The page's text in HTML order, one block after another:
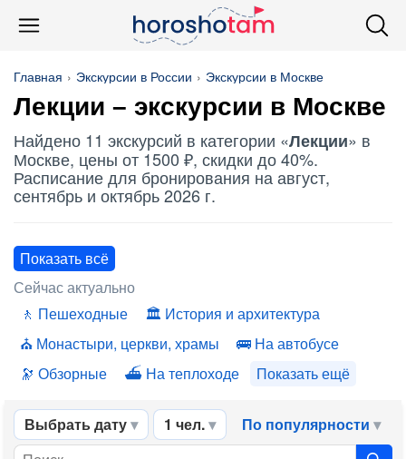
Главная Экскурсии в России Экскурсии в Москве
Лекции – экскурсии в Москве
Найдено 11 экскурсий в категории «Лекции» в
Москве, цены от 1500 ₽, скидки до 40%.
Расписание для бронирования на август,
сентябрь и октябрь 2026 г.
Показать всё
Сейчас актуально
Пешеходные
История и архитектура
Монастыри, церкви, храмы
На автобусе
Обзорные
На теплоходе Показать ещё
Выбрать дату 1 чел. По популярности